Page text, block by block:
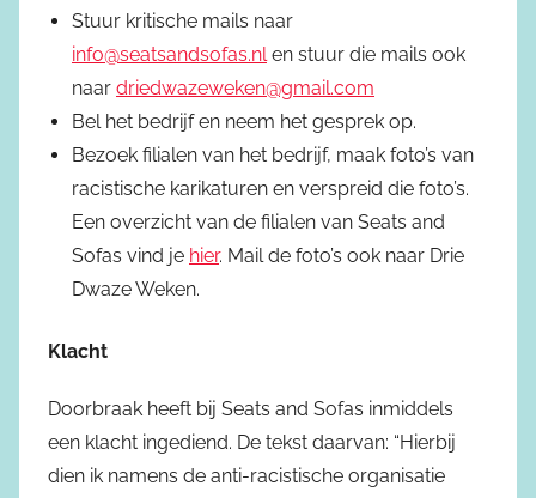
Stuur kritische mails naar
info@seatsandsofas.nl en stuur die mails ook
naar driedwazeweken@gmail.com
Bel het bedrijf en neem het gesprek op.
Bezoek filialen van het bedrijf, maak foto’s van
racistische karikaturen en verspreid die foto’s.
Een overzicht van de filialen van Seats and
Sofas vind je hier. Mail de foto’s ook naar Drie
Dwaze Weken.
Klacht
Doorbraak heeft bij Seats and Sofas inmiddels
een klacht ingediend. De tekst daarvan: “Hierbij
dien ik namens de anti-racistische organisatie